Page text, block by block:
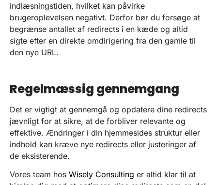
indlæsningstiden, hvilket kan påvirke
brugeroplevelsen negativt. Derfor bør du forsøge at
begrænse antallet af redirects i en kæde og altid
sigte efter en direkte omdirigering fra den gamle til
den nye URL.
Regelmæssig gennemgang
Det er vigtigt at gennemgå og opdatere dine redirects
jævnligt for at sikre, at de forbliver relevante og
effektive. Ændringer i din hjemmesides struktur eller
indhold kan kræve nye redirects eller justeringer af
de eksisterende.
Vores team hos Wisely Consulting er altid klar til at